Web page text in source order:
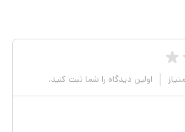
اولین دیدگاه را شما ثبت کنید.